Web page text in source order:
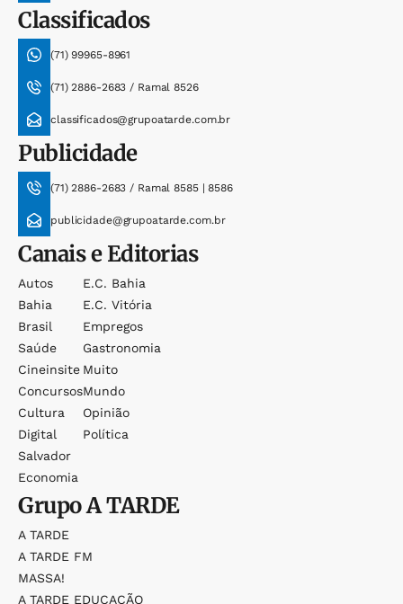
Classificados
(71) 99965-8961
(71) 2886-2683 / Ramal 8526
classificados@grupoatarde.com.br
Publicidade
(71) 2886-2683 / Ramal 8585 | 8586
publicidade@grupoatarde.com.br
Canais e Editorias
Autos
Bahia
Brasil
Saúde
Cineinsite
Concursos
Cultura
Digital
Salvador
Economia
E.c. Bahia
E.c. Vitória
Empregos
Gastronomia
Muito
Mundo
Opinião
Política
GrupoA TARDE
A TARDE
A TARDE FM
MASSA!
A TARDE EDUCAÇÃO